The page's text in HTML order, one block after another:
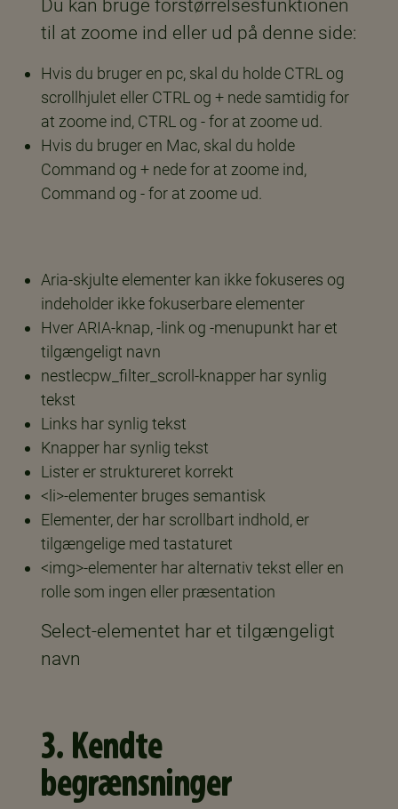
Du kan bruge forstørrelsesfunktionen
til at zoome ind eller ud på denne side:
Hvis du bruger en pc, skal du holde CTRL og
scrollhjulet eller CTRL og + nede samtidig for
at zoome ind, CTRL og - for at zoome ud.
Hvis du bruger en Mac, skal du holde
Command og + nede for at zoome ind,
Command og - for at zoome ud.
Aria-skjulte elementer kan ikke fokuseres og
indeholder ikke fokuserbare elementer
Hver ARIA-knap, -link og -menupunkt har et
tilgængeligt navn
nestlecpw_filter_scroll-knapper har synlig
tekst
Links har synlig tekst
Knapper har synlig tekst
Lister er struktureret korrekt
<li>-elementer bruges semantisk
Elementer, der har scrollbart indhold, er
tilgængelige med tastaturet
<img>-elementer har alternativ tekst eller en
rolle som ingen eller præsentation
Select-elementet har et tilgængeligt
navn
3. Kendte
begrænsninger